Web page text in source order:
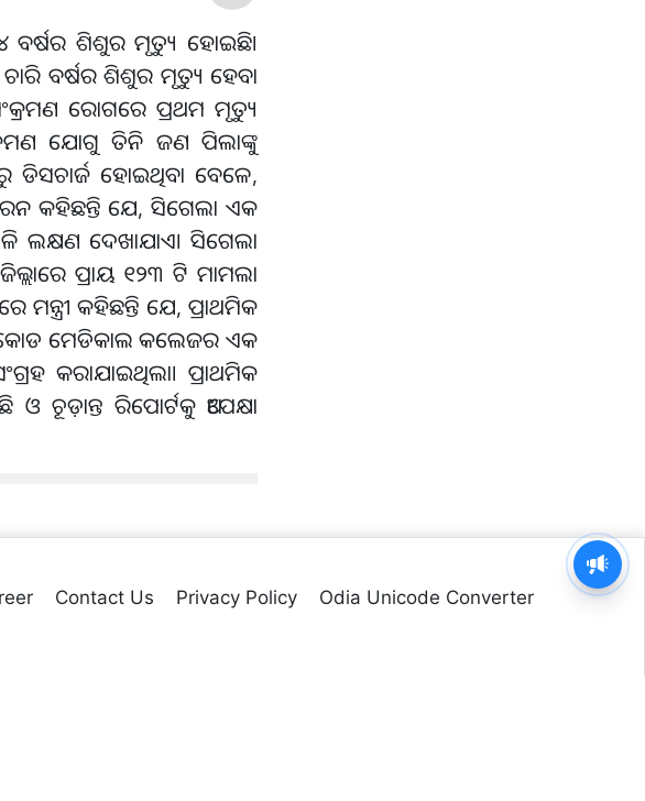
ବର୍ଷର ଶିଶୁର ମୃତ୍ୟୁ ହୋଇଛି।
ବର୍ଷର ଶିଶୁର ମୃତ୍ୟୁ ହେବା
ରୋଗରେ ପ୍ରଥମ ମୃତ୍ୟୁ
ଯୋଗୁ ତିନି ଜଣ ପିଲାଙ୍କୁ
ଡିସଚାର୍ଜ ହୋଇଥିବା ବେଳେ,
କହିଛନ୍ତି ଯେ, ସିଗେଲା ଏକ
ଲକ୍ଷଣ ଦେଖାଯାଏ। ସିଗେଲା
ପ୍ରାୟ ୧୨୩ ଟି ମାମଲା
ମନ୍ତ୍ରୀ କହିଛନ୍ତି ଯେ, ପ୍ରାଥମିକ
ମେଡିକାଲ କଲେଜର ଏକ
କରାଯାଇଥିଲା। ପ୍ରାଥମିକ
ରିପୋର୍ଟକୁ ଅପେକ୍ଷା
Contact Us Privacy Policy Odia Unicode Converter